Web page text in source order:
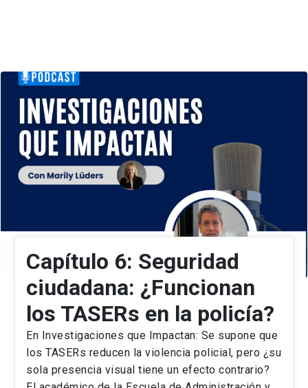
Capítulo 6: Seguridad
ciudadana: ¿Funcionan
los TASERs en la policía?
En Investigaciones que Impactan: Se supone que
los TASERs reducen la violencia policial, pero ¿su
sola presencia visual tiene un efecto contrario?